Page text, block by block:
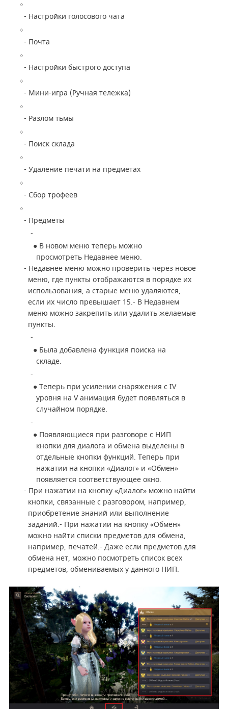
- Настройки голосового чата
- Почта
- Настройки быстрого доступа
- Мини-игра (Ручная тележка)
- Разлом тьмы
- Поиск склада
- Удаление печати на предметах
- Сбор трофеев
- Предметы
● В новом меню теперь можно
просмотреть Недавнее меню.
- Недавнее меню можно проверить через новое
меню, где пункты отображаются в порядке их
использования, а старые меню удаляются,
если их число превышает 15.- В Недавнем
меню можно закрепить или удалить желаемые
пункты.
● Была добавлена функция поиска на
складе.
●Теперь при усилении снаряжения с IV
уровня на V анимация будет появляться в
случайном порядке.
● Появляющиеся при разговоре с НИП
кнопки для диалога и обмена выделены в
отдельные кнопки функций. Теперь при
нажатии на кнопки «Диалог» и «Обмен»
появляется соответствующее окно.
- При нажатии на кнопку «Диалог» можно найти
кнопки, связанные с разговором, например,
приобретение знаний или выполнение
заданий.- При нажатии на кнопку «Обмен»
можно найти списки предметов для обмена,
например, печатей.- Даже если предметов для
обмена нет, можно посмотреть список всех
предметов, обмениваемых у данного НИП.